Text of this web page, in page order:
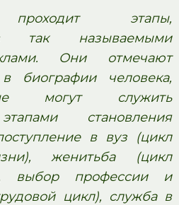
проходит этапы,
так называемыми
Они отмечают
биографии человека,
могут служить
становления
в вуз (цикл
женитьба (цикл
выбор профессии и
цикл), служба в